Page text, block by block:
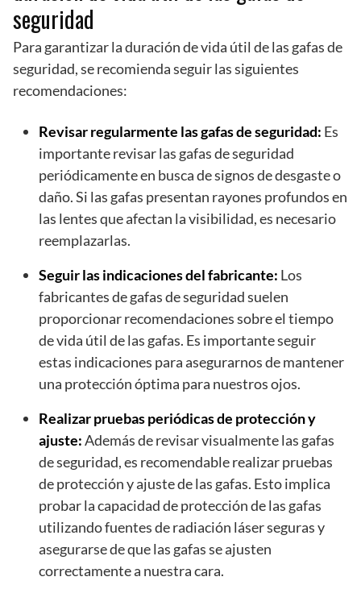
seguridad
Para garantizar la duración de vida útil de las gafas de
seguridad, se recomienda seguir las siguientes
recomendaciones:
Revisar regularmente las gafas de seguridad: Es
importante revisar las gafas de seguridad
periódicamente en busca de signos de desgaste o
daño. Si las gafas presentan rayones profundos en
las lentes que afectan la visibilidad, es necesario
reemplazarlas.
Seguir las indicaciones del fabricante: Los
fabricantes de gafas de seguridad suelen
proporcionar recomendaciones sobre el tiempo
de vida útil de las gafas. Es importante seguir
estas indicaciones para asegurarnos de mantener
una protección óptima para nuestros ojos.
Realizar pruebas periódicas de protección y
ajuste:Además de revisar visualmente las gafas
de seguridad, es recomendable realizar pruebas
de protección y ajuste de las gafas. Esto implica
probar la capacidad de protección de las gafas
utilizando fuentes de radiación láser seguras y
asegurarse de que las gafas se ajusten
correctamente a nuestra cara.